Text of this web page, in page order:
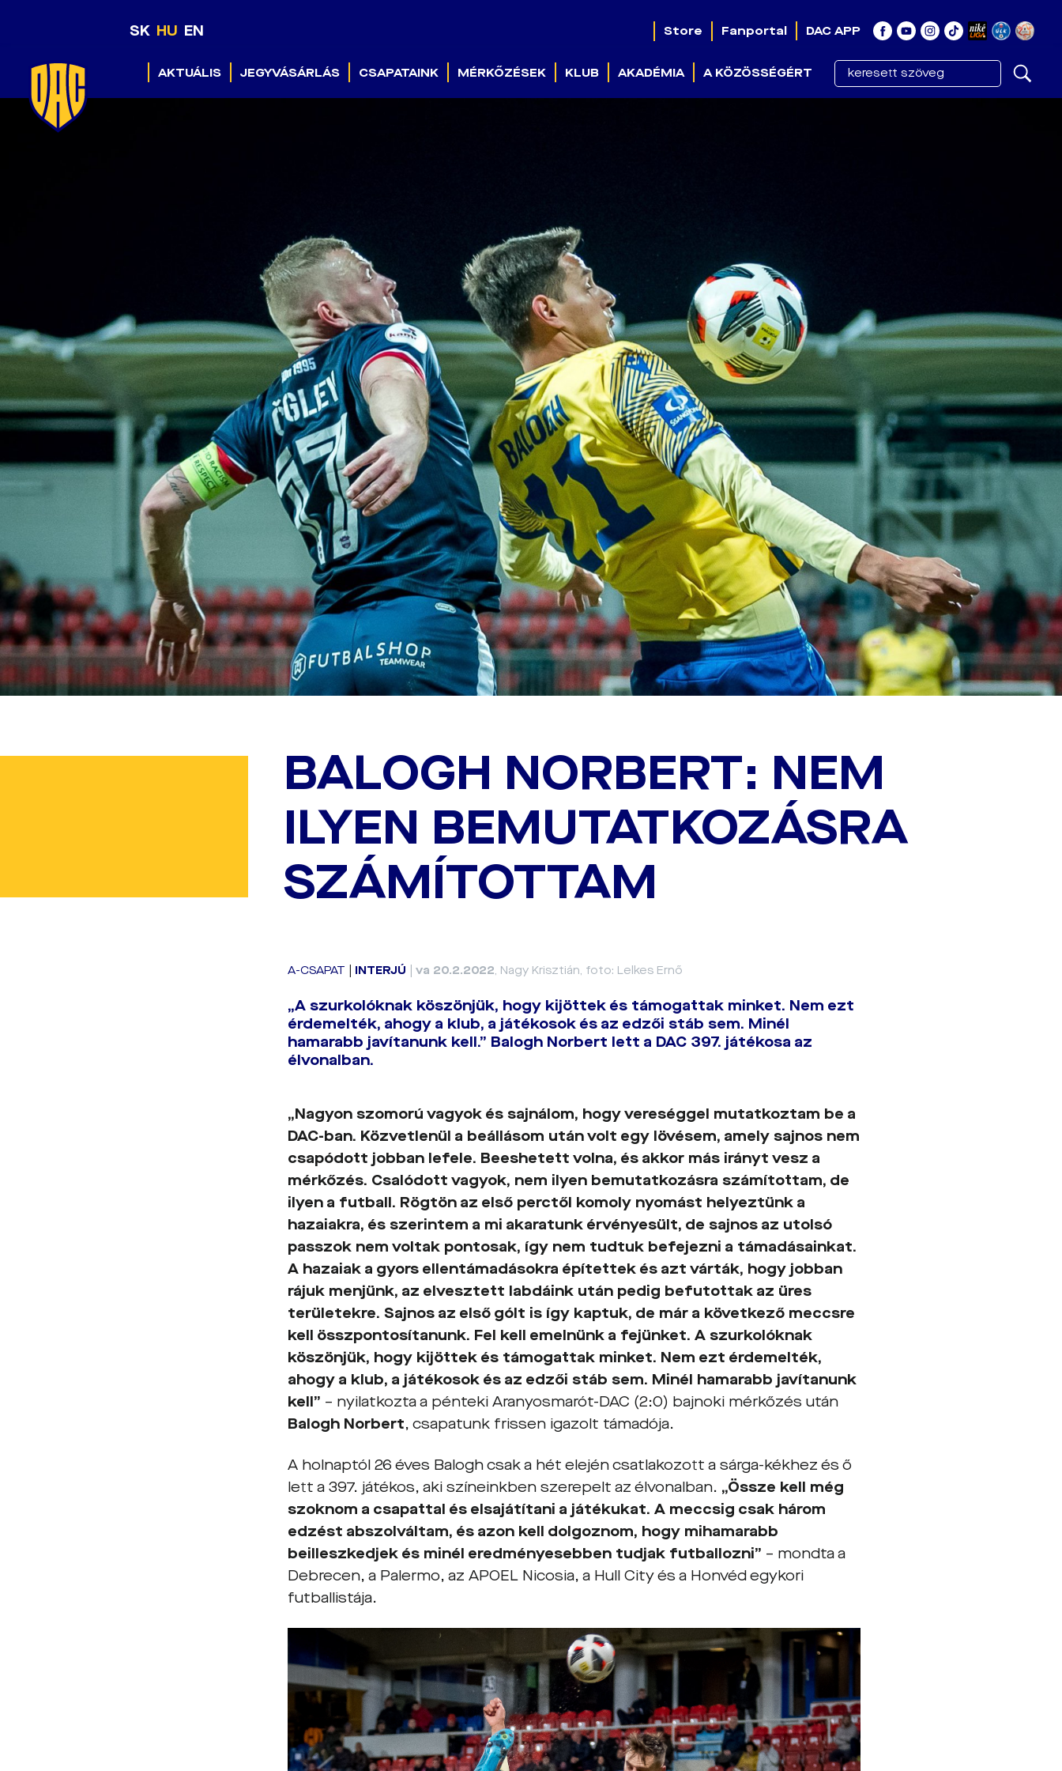
SK HU EN Store Fanportal DAC APP
AKTUÁLIS JEGYVÁSÁRLÁS CSAPATAINK MÉRKŐZÉSEK KLUB AKADÉMIA A KÖZÖSSÉGÉRT
BALOGH NORBERT: NEM
ILYEN BEMUTATKOZÁSRA
SZÁMÍTOTTAM
A-CSAPAT INTERJÚ |va 20.2.2022, Nagy Krisztián, foto: Lelkes Ernő
„A szurkolóknak köszönjük, hogy kijöttek és támogattak minket. Nem ezt
érdemelték, ahogy a klub, a játékosok és az edzői stáb sem. Minél
hamarabb javítanunk kell.” Balogh Norbert lett a DAC 397. játékosa az
élvonalban.
„Nagyon szomorú vagyok és sajnálom, hogy vereséggel mutatkoztam be a
DAC-ban. Közvetlenül a beállásom után volt egy lövésem, amely sajnos nem
csapódott jobban lefele. Beeshetett volna, és akkor más irányt vesz a
mérkőzés. Csalódott vagyok, nem ilyen bemutatkozásra számítottam, de
ilyen a futball. Rögtön az első perctől komoly nyomást helyeztünk a
hazaiakra, és szerintem a mi akaratunk érvényesült, de sajnos az utolsó
passzok nem voltak pontosak, így nem tudtuk befejezni a támadásainkat.
A hazaiak a gyors ellentámadásokra építettek és azt várták, hogy jobban
rájuk menjünk, az elvesztett labdáink után pedig befutottak az üres
területekre. Sajnos az első gólt is így kaptuk, de már a következő meccsre
kell összpontosítanunk. Fel kell emelnünk a fejünket. A szurkolóknak
köszönjük, hogy kijöttek és támogattak minket. Nem ezt érdemelték,
ahogy a klub, a játékosok és az edzői stáb sem. Minél hamarabb javítanunk
kell” – nyilatkozta a pénteki Aranyosmarót-DAC (2:0) bajnoki mérkőzés után
Balogh Norbert, csapatunk frissen igazolt támadója.
A holnaptól 26 éves Balogh csak a hét elején csatlakozott a sárga-kékhez és ő
lett a 397. játékos, aki színeinkben szerepelt az élvonalban. „Össze kell még
szoknom a csapattal és elsajátítani a játékukat. A meccsig csak három
edzést abszolváltam, és azon kell dolgoznom, hogy mihamarabb
beilleszkedjek és minél eredményesebben tudjak futballozni” – mondta a
Debrecen, a Palermo, az APOEL Nicosia, a Hull City és a Honvéd egykori
futballistája.